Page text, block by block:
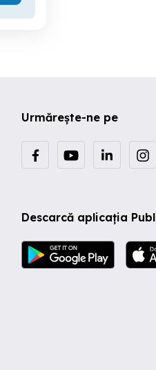
Urmărește-ne pe
Descarcă aplicația